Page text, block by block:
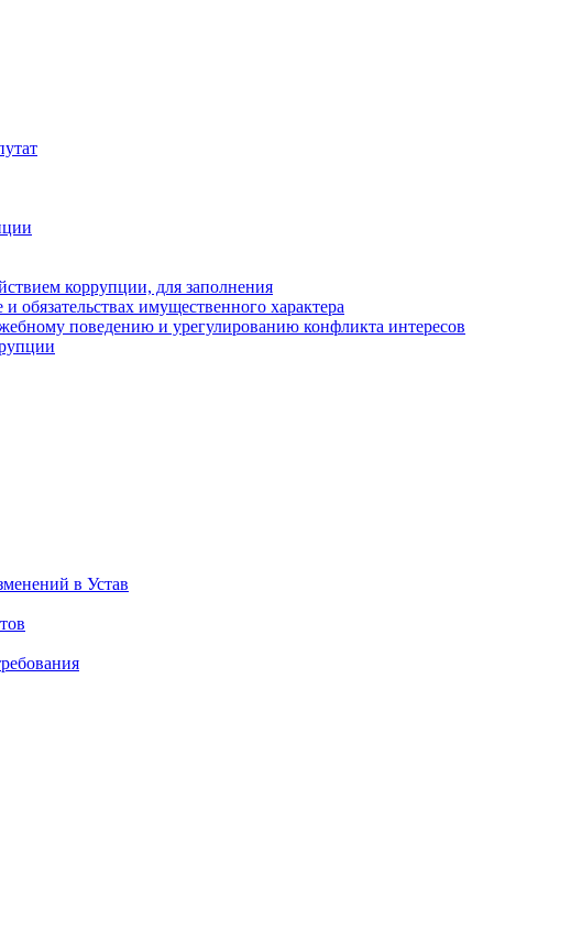
коррупции, для заполнения
обязательствах имущественного характера
поведению и урегулированию конфликта интересов
в Устав